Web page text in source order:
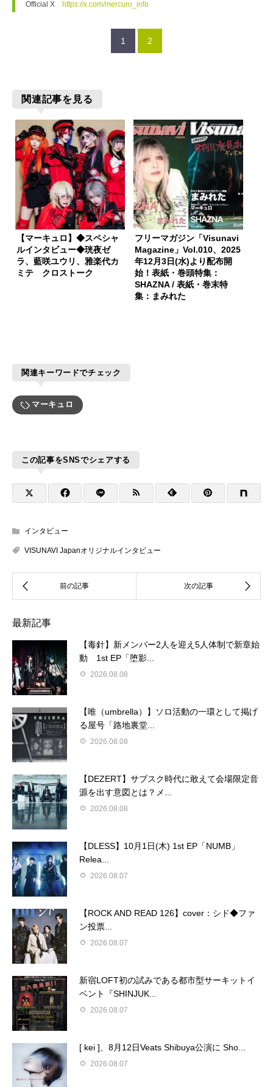
Official X https://x.com/mercuro_info
1 2
関連記事を見る
【マーキュロ】◆スペシャ
ルインタビュー◆珖夜ゼ
ラ、藍咲ユウリ、雅楽代カ
ミテ クロストーク
フリーマガジン「Visunavi
Magazine」Vol.010、2025
年12月3日(水)より配布開
始！表紙・巻頭特集：
SHAZNA / 表紙・巻末特
集：まみれた
関連キーワードでチェック
マーキュロ
この記事をSNSでシェアする
インタビュー
VISUNAVI Japanオリジナルインタビュー
最新記事
【毒針】新メンバー2人を迎え5人体制で新章始
動 1st EP「堕影...
2026.08.08
【唯（umbrella）】ソロ活動の一環として掲げ
る屋号「路地裏堂...
2026.08.08
【DEZERT】サブスク時代に敢えて会場限定音
源を出す意図とは？メ...
2026.08.08
【DLESS】10月1日(木) 1st EP「NUMB」
Relea...
2026.08.07
【ROCK AND READ 126】cover：シド◆ファ
ン投票...
2026.08.07
新宿LOFT初の試みである都市型サーキットイ
ベント『SHINJUK...
2026.08.07
[ kei ]、8月12日Veats Shibuya公演に Sho...
2026.08.07